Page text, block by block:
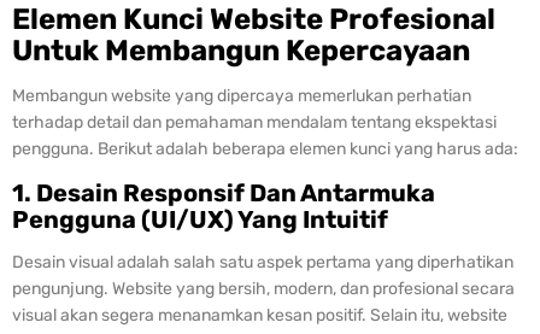
Elemen Kunci Website Profesional
Untuk Membangun Kepercayaan
Membangun website yang dipercaya memerlukan perhatian
terhadap detail dan pemahaman mendalam tentang ekspektasi
pengguna. Berikut adalah beberapa elemen kunci yang harus ada:
1. Desain Responsif Dan Antarmuka
Pengguna (UI/UX) Yang Intuitif
Desain visual adalah salah satu aspek pertama yang diperhatikan
pengunjung. Website yang bersih, modern, dan profesional secara
visual akan segera menanamkan kesan positif. Selain itu, website